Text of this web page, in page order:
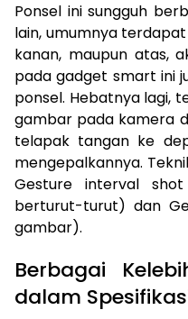
Ponsel ini sungguh
lain, umumnya
kanan, maupun atas,
pada gadget smart ini
ponsel. Hebatnya lagi,
gambar pada kamera
telapak tangan ke
mengepalkannya.
Gesture interval
berturut-turut) dan
gambar).
Berbagai
dalam